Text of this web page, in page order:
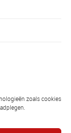
zoals cookies